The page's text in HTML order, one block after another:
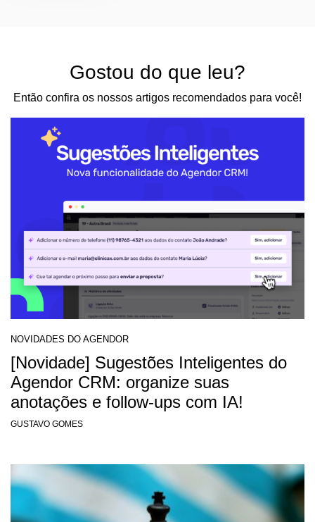
Gostou do que leu?
Então confira os nossos artigos recomendados para você!
NOVIDADES DO AGENDOR
[Novidade] Sugestões Inteligentes do
Agendor CRM: organize suas
anotações e follow-ups com IA!
GUSTAVO GOMES